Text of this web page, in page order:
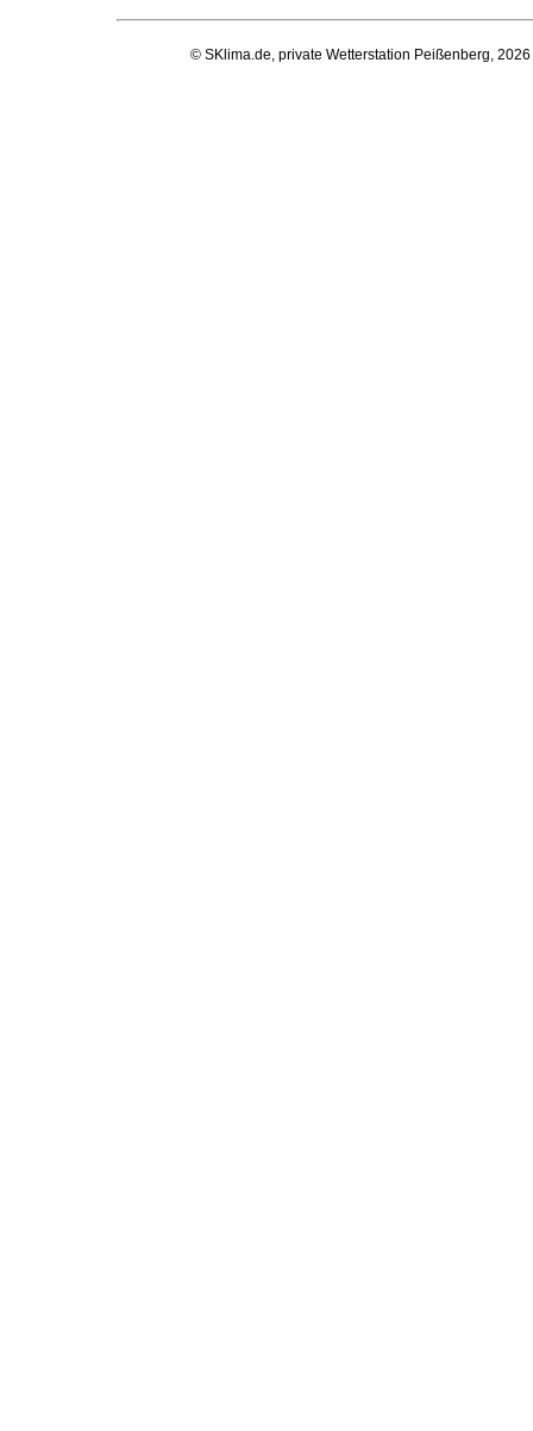
© SKlima.de, private Wetterstation Peißenberg,